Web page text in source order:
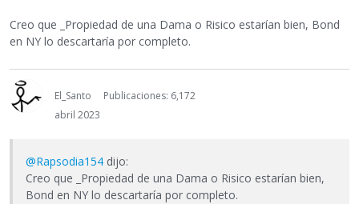
Creo que _Propiedad de una Dama o Risico estarían bien, Bond
en NY lo descartaría por completo.
El_Santo
Publicaciones: 6,172
abril 2023
@Rapsodia154 dijo:
Creo que _Propiedad de una Dama o Risico estarían bien,
Bond en NY lo descartaría por completo.